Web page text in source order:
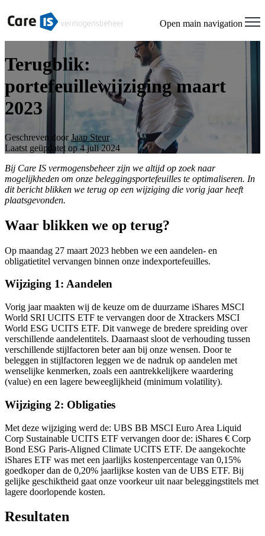
Open main navigation
Terugblik:
portefeuillewijziging maart
2023
Geschreven doorJaap Steur
Laatst geüpdatet op 4 juli 2024
Bij Care IS vermogensbeheer zijn we altijd op zoek naar
mogelijkheden om onze beleggingsportefeuilles te optimaliseren. In
dit bericht blikken we terug op een wijziging die vorig jaar heeft
plaatsgevonden.
Waar blikken we op terug?
Op maandag 27 maart 2023 hebben we een aandelen- en
obligatietitel vervangen binnen onze indexportefeuilles.
Wijziging 1: Aandelen
Vorig jaar maakten wij de keuze om de duurzame iShares MSCI
World SRI UCITS ETF te vervangen door de Xtrackers MSCI
World ESG UCITS ETF. Dit vanwege de bredere spreiding over
verschillende aandelentitels. Daarnaast sloot de verhouding tussen
verschillende stijlfactoren beter aan bij onze wensen. Door te
beleggen in stijlfactoren leggen we de nadruk op aandelen met
wenselijke kenmerken, zoals een aantrekkelijkere waardering
(value) en een lagere beweeglijkheid (minimum volatility).
Wijziging 2: Obligaties
Met deze wijziging werd de: UBS BB MSCI Euro Area Liquid
Corp Sustainable UCITS ETF vervangen door de: iShares € Corp
Bond ESG Paris-Aligned Climate UCITS ETF. De aangekochte
iShares ETF was met een jaarlijks kostenpercentage van 0,15%
goedkoper dan de 0,20% jaarlijkse kosten van de UBS ETF. Bij
gelijke geschiktheid gaat onze voorkeur uit naar beleggingstitels met
lagere doorlopende kosten.
Resultaten